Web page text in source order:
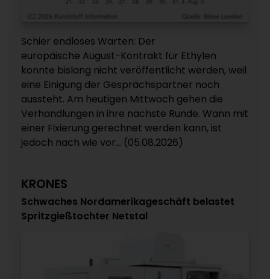
Schier endloses Warten: Der
europäische August-Kontrakt für Ethylen
konnte bislang nicht veröffentlicht werden, weil
eine Einigung der Gesprächspartner noch
aussteht. Am heutigen Mittwoch gehen die
Verhandlungen in ihre nächste Runde. Wann mit
einer Fixierung gerechnet werden kann, ist
jedoch nach wie vor... (05.08.2026)
KRONES
Schwaches Nordamerikageschäft belastet
Spritzgießtochter Netstal